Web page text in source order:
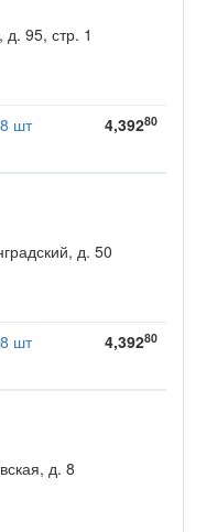
95, стр. 1
шт
4,39280
д. 50
шт
4,39280
д. 8